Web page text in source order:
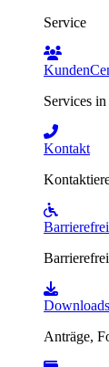
Service
Services
Kontakt
Downloads
Anträge,